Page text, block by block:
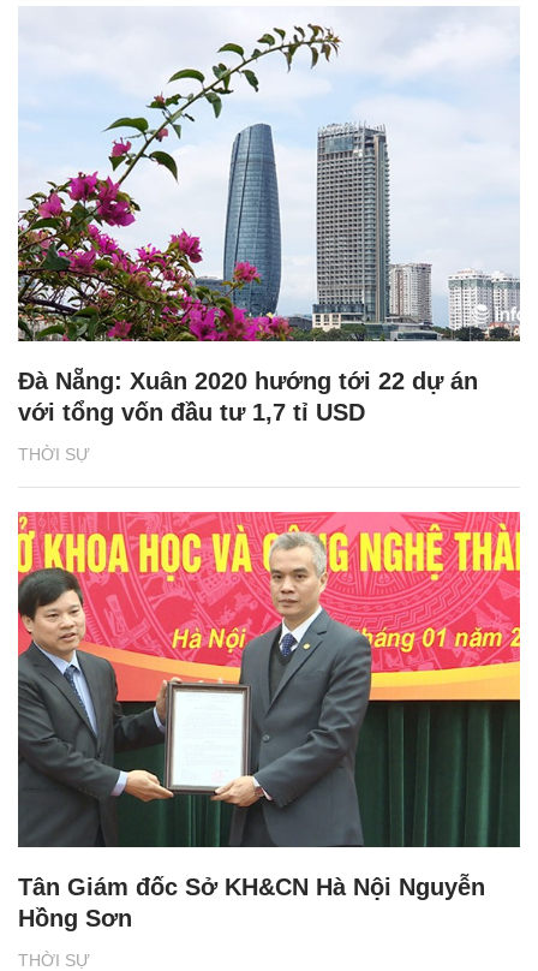
THỜI SỰ
Đà Nẵng: Xuân 2020 hướng tới 22 dự án
với tổng vốn đầu tư 1,7 tỉ USD
THỜI SỰ
Tân Giám đốc Sở KH&CN Hà Nội Nguyễn
Hồng Sơn